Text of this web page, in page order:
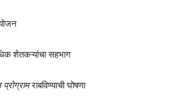
शेतकऱ्यांचा सहभाग
राबविण्याची घोषणा